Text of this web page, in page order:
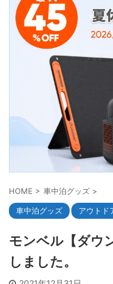
HOME > 車中泊グッズ >
車中泊グッズ アウトド
モンベル【ダウ
しました。